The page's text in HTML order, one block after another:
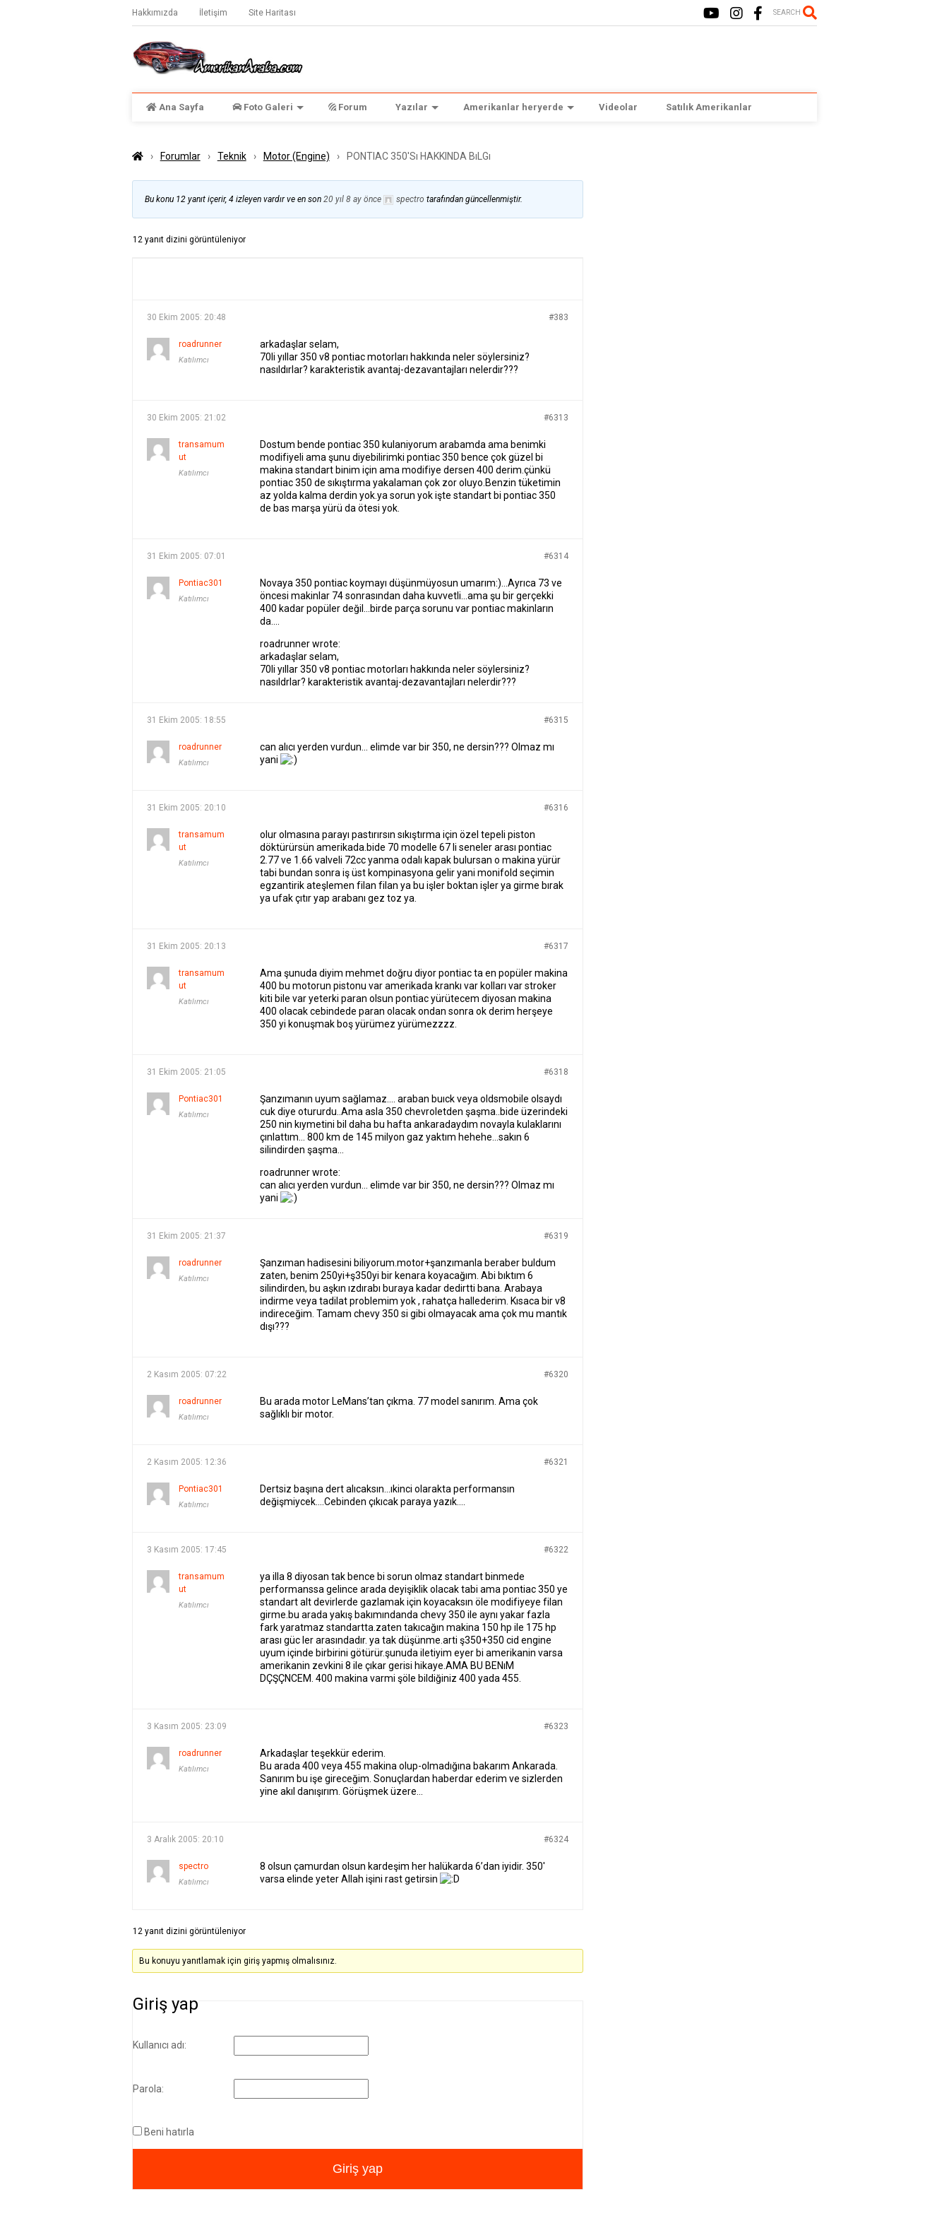
Hakkımızda İletişim Site Haritası SEARCH
Ana Sayfa Foto Galeri Forum Yazılar Amerikanlar heryerde Videolar Satılık Amerikanlar
› Forumlar › Teknik › Motor (Engine) › PONTIAC 350'Sı HAKKINDA BıLGı
Bu konu 12 yanıt içerir, 4 izleyen vardır ve en son 20 yıl 8 ay önce spectro tarafından güncellenmiştir.
12 yanıt dizini görüntüleniyor
30 Ekim 2005: 20:48 #383
roadrunner
Katılımcı
arkadaşlar selam,
70li yıllar 350 v8 pontiac motorları hakkında neler söylersiniz?
nasıldırlar? karakteristik avantaj-dezavantajları nelerdir???
30 Ekim 2005: 21:02 #6313
transamum
ut
Katılımcı
Dostum bende pontiac 350 kulaniyorum arabamda ama benimki
modifiyeli ama şunu diyebilirimki pontiac 350 bence çok güzel bi
makina standart binim için ama modifiye dersen 400 derim.çünkü
pontiac 350 de sıkıştırma yakalaman çok zor oluyo.Benzin tüketimin
az yolda kalma derdin yok.ya sorun yok işte standart bi pontiac 350
de bas marşa yürü da ötesi yok.
31 Ekim 2005: 07:01 #6314
Pontiac301
Katılımcı
Novaya 350 pontiac koymayı düşünmüyosun umarım:)…Ayrıca 73 ve
öncesi makinlar 74 sonrasından daha kuvvetli…ama şu bir gerçekki
400 kadar popüler değil…birde parça sorunu var pontiac makinların
da….
roadrunner wrote:
arkadaşlar selam,
70li yıllar 350 v8 pontiac motorları hakkında neler söylersiniz?
nasıldrlar? karakteristik avantaj-dezavantajları nelerdir???
31 Ekim 2005: 18:55 #6315
roadrunner
Katılımcı
can alıcı yerden vurdun… elimde var bir 350, ne dersin??? Olmaz mı
yani
31 Ekim 2005: 20:10 #6316
transamum
ut
Katılımcı
olur olmasına parayı pastırırsın sıkıştırma için özel tepeli piston
döktürürsün amerikada.bide 70 modelle 67 li seneler arası pontiac
2.77 ve 1.66 valveli 72cc yanma odalı kapak bulursan o makina yürür
tabi bundan sonra iş üst kompinasyona gelir yani monifold seçimin
egzantirik ateşlemen filan filan ya bu işler boktan işler ya girme bırak
ya ufak çıtır yap arabanı gez toz ya.
31 Ekim 2005: 20:13 #6317
transamum
ut
Katılımcı
Ama şunuda diyim mehmet doğru diyor pontiac ta en popüler makina
400 bu motorun pistonu var amerikada krankı var kolları var stroker
kiti bile var yeterki paran olsun pontiac yürütecem diyosan makina
400 olacak cebindede paran olacak ondan sonra ok derim herşeye
350 yi konuşmak boş yürümez yürümezzzz.
31 Ekim 2005: 21:05 #6318
Pontiac301
Katılımcı
Şanzımanın uyum sağlamaz…. araban buıck veya oldsmobile olsaydı
cuk diye otururdu..Ama asla 350 chevroletden şaşma..bide üzerindeki
250 nin kıymetini bil daha bu hafta ankaradaydım novayla kulaklarını
çınlattım… 800 km de 145 milyon gaz yaktım hehehe…sakın 6
silindirden şaşma…
roadrunner wrote:
can alıcı yerden vurdun… elimde var bir 350, ne dersin??? Olmaz mı
yani
31 Ekim 2005: 21:37 #6319
roadrunner
Katılımcı
Şanzıman hadisesini biliyorum.motor+şanzımanla beraber buldum
zaten, benim 250yi+ş350yi bir kenara koyacağım. Abi bıktım 6
silindirden, bu aşkın ızdırabı buraya kadar dedirtti bana. Arabaya
indirme veya tadilat problemim yok , rahatça hallederim. Kısaca bir v8
indireceğim. Tamam chevy 350 si gibi olmayacak ama çok mu mantık
dışı???
2 Kasım 2005: 07:22 #6320
roadrunner
Katılımcı
Bu arada motor LeMans’tan çıkma. 77 model sanırım. Ama çok
sağlıklı bir motor.
2 Kasım 2005: 12:36 #6321
Pontiac301
Katılımcı
Dertsiz başına dert alıcaksın…ıkinci olarakta performansın
değişmiycek….Cebinden çıkıcak paraya yazık….
3 Kasım 2005: 17:45 #6322
transamum
ut
Katılımcı
ya illa 8 diyosan tak bence bi sorun olmaz standart binmede
performanssa gelince arada deyişiklik olacak tabi ama pontiac 350 ye
standart alt devirlerde gazlamak için koyacaksın öle modifiyeye filan
girme.bu arada yakış bakımındanda chevy 350 ile aynı yakar fazla
fark yaratmaz standartta.zaten takıcağın makina 150 hp ile 175 hp
arası güc ler arasındadır. ya tak düşünme.arti ş350+350 cid engine
uyum içinde birbirini götürür.şunuda iletiyim eyer bi amerikanin varsa
amerikanin zevkini 8 ile çıkar gerisi hikaye.AMA BU BENıM
DÇŞÇNCEM. 400 makina varmi şöle bildiğiniz 400 yada 455.
3 Kasım 2005: 23:09 #6323
roadrunner
Katılımcı
Arkadaşlar teşekkür ederim.
Bu arada 400 veya 455 makina olup-olmadığına bakarım Ankarada.
Sanırım bu işe gireceğim. Sonuçlardan haberdar ederim ve sizlerden
yine akıl danışırım. Görüşmek üzere…
3 Aralık 2005: 20:10 #6324
spectro
Katılımcı
8 olsun çamurdan olsun kardeşim her halükarda 6’dan iyidir. 350′
varsa elinde yeter Allah işini rast getirsin
12 yanıt dizini görüntüleniyor
Bu konuyu yanıtlamak için giriş yapmış olmalısınız.
Giriş yap
Kullanıcı adı:
Parola:
Beni hatırla
Giriş yap